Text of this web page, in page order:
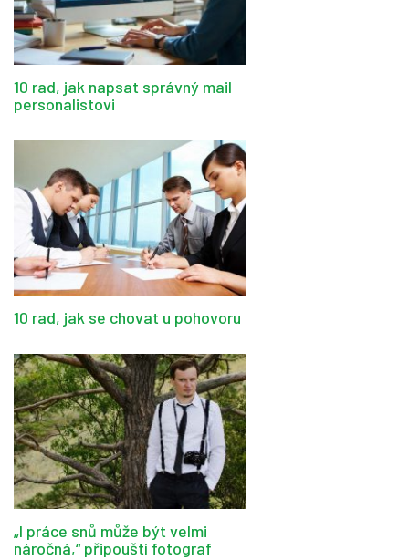
10 rad, jak napsat správný mail
personalistovi
10 rad, jak se chovat u pohovoru
„I práce snů může být velmi
náročná,“ připouští fotograf